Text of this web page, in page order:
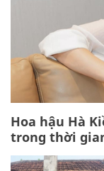
Hoa hậu Hà
trong thời